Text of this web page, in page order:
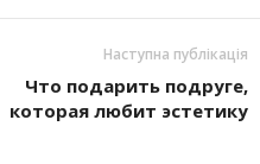
Наступна публікація
Что подарить подруге,
которая любит эстетику